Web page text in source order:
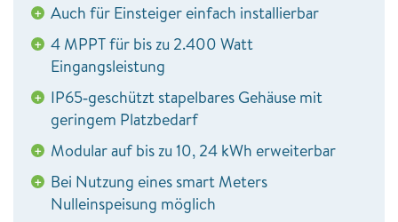
+ Auch für Einsteiger einfach installierbar
+ 4 MPPT für bis zu 2.400 Watt
Eingangsleistung
+ IP65‑geschützt stapelbares Gehäuse mit
geringem Platzbedarf
+ Modular auf bis zu 10, 24 kWh erweiterbar
+ Bei Nutzung eines smart Meters
Nulleinspeisung möglich